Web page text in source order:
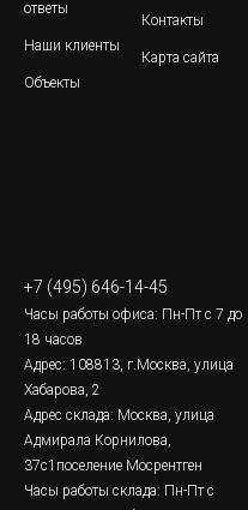
ответы
Наши клиенты
Объекты
Контакты
Карта сайта
+7 (495) 646-14-45
Часы работы офиса: Пн-Пт с 7 до
18 часов
Адрес: 108813, г.Москва, улица
Хабарова, 2
Адрес склада: Москва, улица
Адмирала Корнилова,
37с1поселение Мосрентген
Часы работы склада: Пн-Пт с